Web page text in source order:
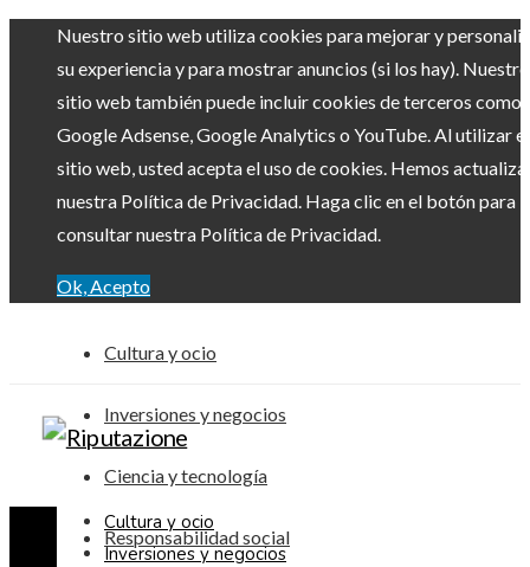
Nuestro sitio web utiliza cookies para mejorar y
su experiencia y para mostrar anuncios (si los hay). Nuestro
sitio web también puede incluir cookies de terceros como
Google Adsense, Google Analytics o YouTube. Al utilizar el
sitio web, usted acepta el uso de cookies. Hemos
nuestra Política de Privacidad. Haga clic en el botón para
consultar nuestra Política de Privacidad.
Ok, Acepto
Cultura y ocio
Inversiones y negocios
Ciencia y tecnología
Responsabilidad social
Cultura y ocio
Inversiones y negocios